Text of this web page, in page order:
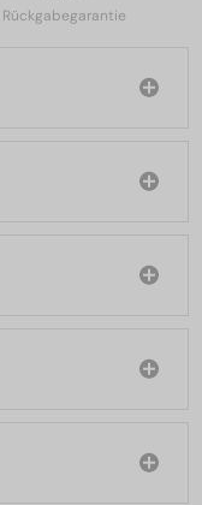
Rückgabegarantie